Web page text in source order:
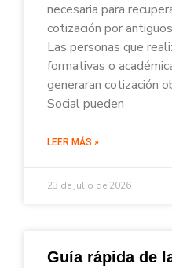
necesaria para
cotización por
Las personas que
formativas o
generaran cotización
Social pueden
LEER MÁS »
23 de julio de 2026
Guía rápida de